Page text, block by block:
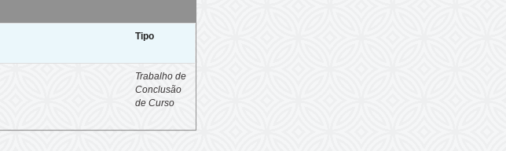
Tipo
Trabalho de
Conclusão
de Curso